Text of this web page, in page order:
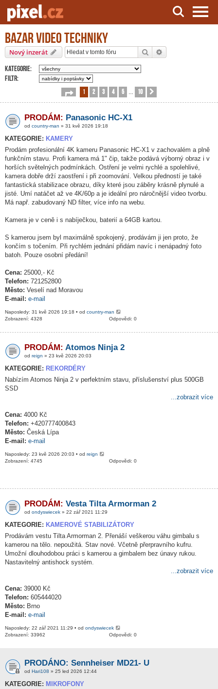
Server o natáčení a zpracování videa
Bazar video techniky
Nový inzerát Hledat
Kategorie:
Filtr:
Stránka 1z 10
1 2 3 4 5 10
PRODÁM: Panasonic HC-X1
od country-man » 31 kvě 2026 19:18
KATEGORIE: KAMERY
Prodám profesionální 4K kameru Panasonic HC-X1 v zachovalém a plně
funkčním stavu. Profi kamera má 1" čip, takže podává výborný obraz i v
horších světelných podmínkách. Ostření je velmi rychlé a spolehlivé,
kamera dobře drží zaostření i při zoomování. Velkou předností je také
fantastická stabilizace obrazu, díky které jsou záběry krásně plynulé a
jisté. Umí natáčet až ve 4K/60p a je ideální pro náročnější video tvorbu.
Má např. zabudovaný ND filter, více info na webu.
Kamera je v ceně i s nabíječkou, baterií a 64GB kartou.
S kamerou jsem byl maximálně spokojený, prodávám ji jen proto, že
končím s točením. Při rychlém jednání přidám navíc i nenápadný foto
batoh. Pouze osobní předání!
Cena: 25000,- Kč
Telefon: 721252800
Město: Veselí nad Moravou
E-mail: e-mail
Naposledy: 31 kvě 2026 19:18 • od country-man
Odpovědi: 0
Zobrazení: 4328
PRODÁM: Atomos Ninja 2
od reign » 23 kvě 2026 20:03
KATEGORIE: REKORDÉRY
Nabízím Atomos Ninja 2 v perfektním stavu, příslušenství plus 500GB
SSD
...zobrazit více
Cena: 4000 Kč
Telefon: +420777400843
Město: Česká Lípa
E-mail: e-mail
Naposledy: 23 kvě 2026 20:03 • od reign
Odpovědi: 0
Zobrazení: 4745
PRODÁM: Vesta Tilta Armorman 2
od ondyswiecek » 22 zář 2021 11:29
KATEGORIE: KAMEROVÉ STABILIZÁTORY
Prodávám vestu Tilta Armorman 2. Přenáší veškerou váhu gimbalu s
kamerou na tělo. nepoužitá. Stav nové. Včetně přerpravního kufru.
Umožní dlouhodobou práci s kamerou a gimbalem bez únavy rukou.
Nastavitelný antishock systém.
...zobrazit více
Cena: 39000 Kč
Telefon: 605444020
Město: Brno
E-mail: e-mail
Naposledy: 22 zář 2021 11:29 • od ondyswiecek
Odpovědi: 0
Zobrazení: 33962
PRODÁNO: Sennheiser MD21- U
od Hari108 » 25 led 2026 12:44
KATEGORIE: MIKROFONY